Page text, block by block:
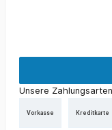
Unsere
Vorkasse Kreditkarte